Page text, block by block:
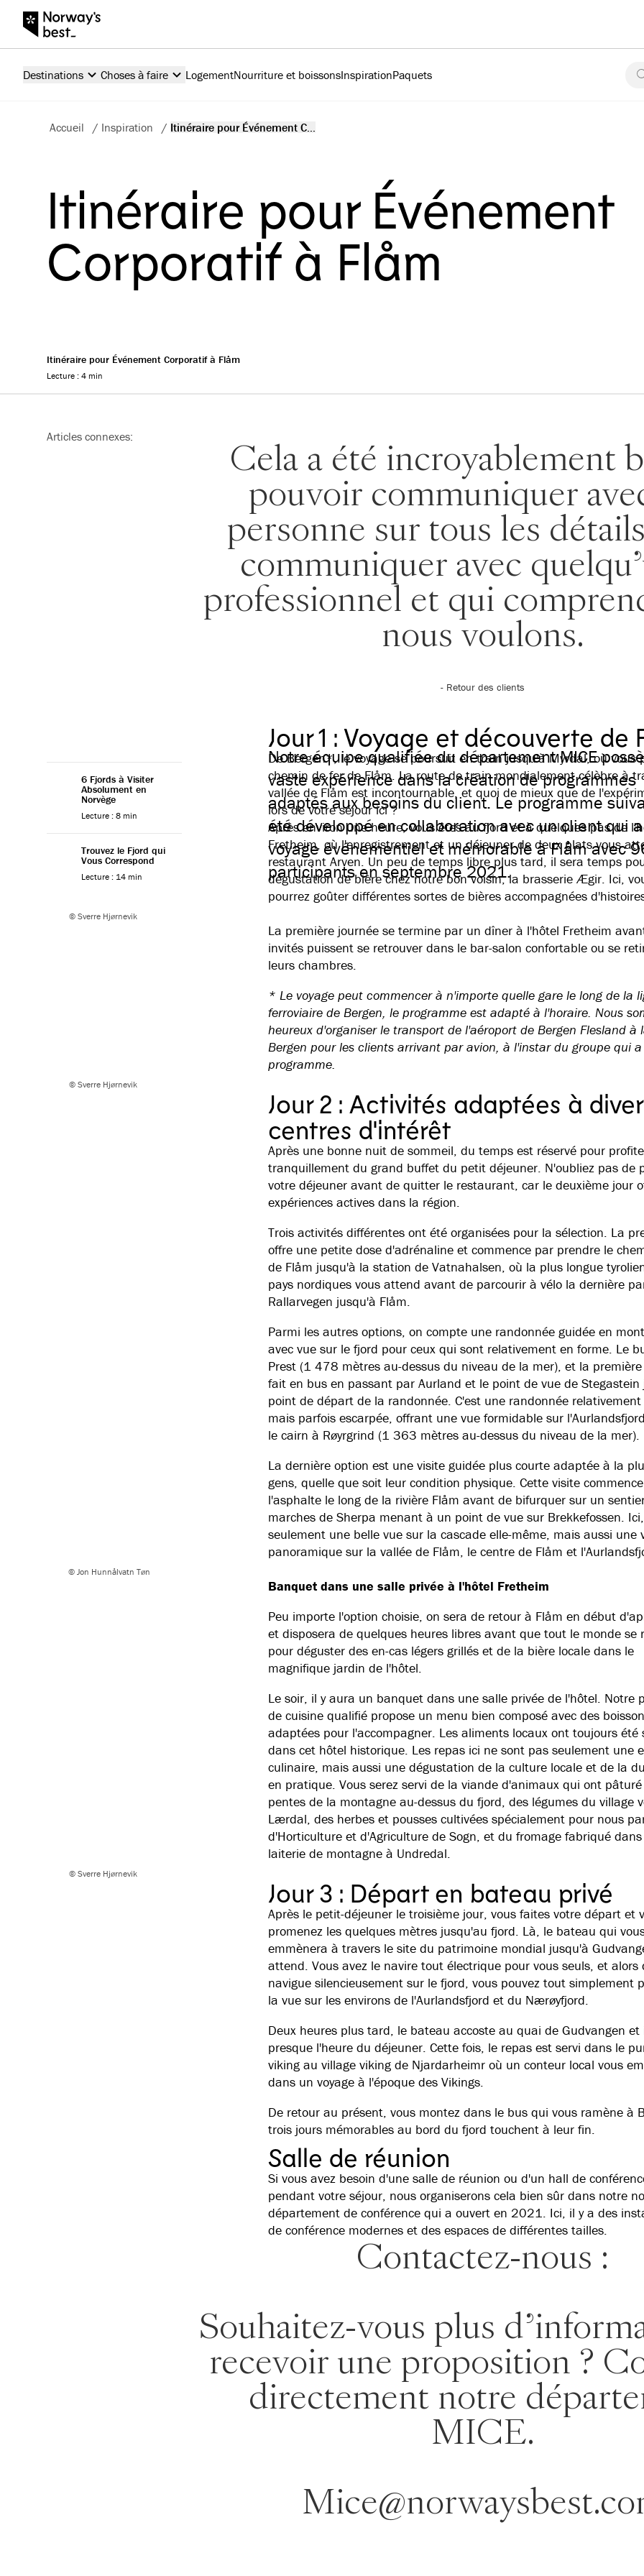
Destinations Choses à faire LogementNourriture et boissonsInspirationPaquets
Accueil / Inspiration / Itinéraire pour Événement C...
Itinéraire pour Événement
Corporatif à Flåm
Itinéraire pour Événement Corporatif à Flåm
Lecture : 4 min
Articles connexes:
6 Fjords à Visiter
Absolument en
Norvège
Lecture : 8 min
Trouvez le Fjord qui
Vous Correspond
Lecture : 14 min
Notre équipe qualifiée du département MICE
vaste expérience dans la création de programmes
adaptés aux besoins du client. Le programme
été développé en collaboration avec un client qui
voyage événementiel et mémorable à Flåm avec
participants en septembre 2021.
Cela a été incroyablement
pouvoir communiquer
personne sur tous les
communiquer avec
professionnel et qui
nous voulons.
- Retour des clients
Jour 1 : Voyage et découverte de
De Bergen*, le voyage se poursuit en train jusqu'à Myrdal, où vous
chemin de fer de Flåm. La route de train mondialement célèbre à
vallée de Flåm est incontournable, et quoi de mieux que de
lors de votre séjour ici ?
Après environ une heure, vous êtes au fjord et à quelques pas de
Fretheim, où l'enregistrement et un déjeuner de deux plats vous
restaurant Arven. Un peu de temps libre plus tard, il sera temps
dégustation de bière chez notre bon voisin, la brasserie Ægir. Ici,
pourrez goûter différentes sortes de bières accompagnées
© Sverre Hjørnevik
La première journée se termine par un dîner à l'hôtel Fretheim
invités puissent se retrouver dans le bar-salon confortable ou se
leurs chambres.
* Le voyage peut commencer à n'importe quelle gare le long de la
ferroviaire de Bergen, le programme est adapté à l'horaire. Nous
heureux d'organiser le transport de l'aéroport de Bergen Flesland à
Bergen pour les clients arrivant par avion, à l'instar du groupe qui
programme.
© Sverre Hjørnevik
Jour 2 : Activités adaptées à
centres d'intérêt
Après une bonne nuit de sommeil, du temps est réservé pour
tranquillement du grand buffet du petit déjeuner. N'oubliez pas de
votre déjeuner avant de quitter le restaurant, car le deuxième jour
expériences actives dans la région.
Trois activités différentes ont été organisées pour la sélection. La
offre une petite dose d'adrénaline et commence par prendre le
de Flåm jusqu'à la station de Vatnahalsen, où la plus longue
pays nordiques vous attend avant de parcourir à vélo la dernière
Rallarvegen jusqu'à Flåm.
Parmi les autres options, on compte une randonnée guidée en
avec vue sur le fjord pour ceux qui sont relativement en forme. Le
Prest (1 478 mètres au-dessus du niveau de la mer), et la
fait en bus en passant par Aurland et le point de vue de Stegastein
point de départ de la randonnée. C'est une randonnée relativement
mais parfois escarpée, offrant une vue formidable sur
le cairn à Røyrgrind (1 363 mètres au-dessus du niveau de la mer).
La dernière option est une visite guidée plus courte adaptée à la
gens, quelle que soit leur condition physique. Cette visite
l'asphalte le long de la rivière Flåm avant de bifurquer sur un
marches de Sherpa menant à un point de vue sur Brekkefossen.
seulement une belle vue sur la cascade elle-même, mais aussi une
panoramique sur la vallée de Flåm, le centre de Flåm et
© Jon Hunnålvatn Tøn
Banquet dans une salle privée à l'hôtel Fretheim
Peu importe l'option choisie, on sera de retour à Flåm en début
et disposera de quelques heures libres avant que tout le monde se
pour déguster des en-cas légers grillés et de la bière locale dans le
magnifique jardin de l'hôtel.
Le soir, il y aura un banquet dans une salle privée de l'hôtel. Notre
de cuisine qualifié propose un menu bien composé avec des
adaptées pour l'accompagner. Les aliments locaux ont toujours été
dans cet hôtel historique. Les repas ici ne sont pas seulement une
culinaire, mais aussi une dégustation de la culture locale et de la
en pratique. Vous serez servi de la viande d'animaux qui ont
pentes de la montagne au-dessus du fjord, des légumes du village
Lærdal, des herbes et pousses cultivées spécialement pour nous
d'Horticulture et d'Agriculture de Sogn, et du fromage fabriqué
laiterie de montagne à Undredal.
© Sverre Hjørnevik
Jour 3 : Départ en bateau privé
Après le petit-déjeuner le troisième jour, vous faites votre départ et
promenez les quelques mètres jusqu'au fjord. Là, le bateau qui
emmènera à travers le site du patrimoine mondial jusqu'à
attend. Vous avez le navire tout électrique pour vous seuls, et alors
navigue silencieusement sur le fjord, vous pouvez tout simplement
la vue sur les environs de l'Aurlandsfjord et du Nærøyfjord.
Deux heures plus tard, le bateau accoste au quai de Gudvangen et
presque l'heure du déjeuner. Cette fois, le repas est servi dans le
viking au village viking de Njardarheimr où un conteur local vous
dans un voyage à l'époque des Vikings.
De retour au présent, vous montez dans le bus qui vous ramène à
trois jours mémorables au bord du fjord touchent à leur fin.
Salle de réunion
Si vous avez besoin d'une salle de réunion ou d'un hall de
pendant votre séjour, nous organiserons cela bien sûr dans notre
département de conférence qui a ouvert en 2021. Ici, il y a des
de conférence modernes et des espaces de différentes tailles.
Contactez-nous :
Souhaitez-vous plus
recevoir une proposition ?
directement notre
MICE.